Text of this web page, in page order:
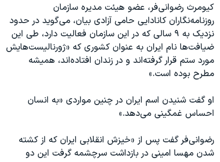
کیومرث رضوانی‌فر، عضو هیئت مدیره سازمان
روزنامه‌نگاران کانادایی حامی آزادی بیان، می‌گوید در حدود
نزدیک به ۹ سالی که در این سازمان فعالیت دارد، طی این
ضیافت‌ها نام ایران به عنوان کشوری که «ژورنالیست‌هایش
مورد ستم قرار گرفته‌اند و در زندان افتاده‌اند، همیشه
مطرح بوده است.»
او گفت شنیدن اسم ایران در چنین مواردی «به انسان
احساس غمگینی می‌دهد.»
رضوانی‌فر گفت پس از «خیزش انقلابی ایران که از کشته
شدن مهسا امینی در بازداشت سرچشمه گرفت این دو